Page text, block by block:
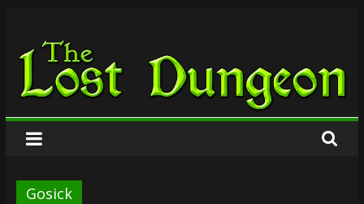
springen
The
Lost
Dungeon
Gosick